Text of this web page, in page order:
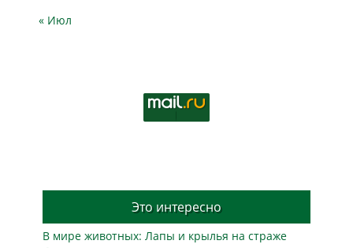
« Июл
Это интересно
В мире животных: Лапы и крылья на страже